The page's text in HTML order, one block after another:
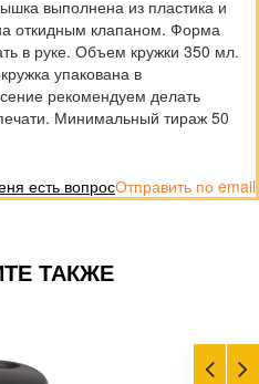
выполнена из пластика и
откидным клапаном. Форма
в руке. Объем кружки 350 мл.
упакована в
рекомендуем делать
Минимальный тираж 50
Отправить по email
есть вопрос
ТАКЖЕ